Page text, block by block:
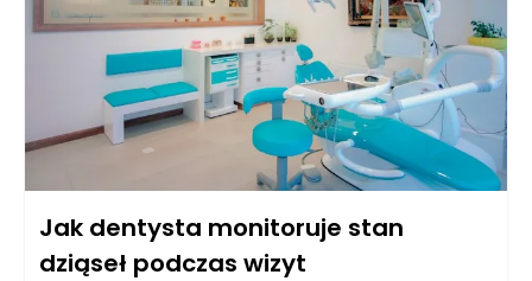
Jak dentysta monitoruje stan
dziąseł podczas wizyt